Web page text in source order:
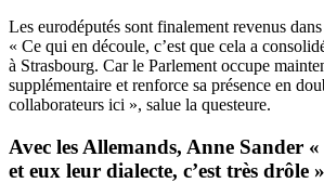
Les eurodéputés sont finalement revenus
« Ce qui en découle, c’est que cela a
à Strasbourg. Car le Parlement occupe
supplémentaire et renforce sa présence en
collaborateurs ici », salue la questeure.
Avec les Allemands, Anne Sander «
et eux leur dialecte, c’est très drôle »